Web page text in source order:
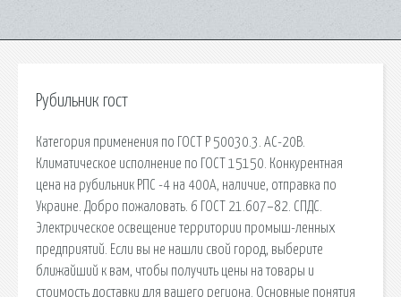
Рубильник гост
Категория применения по ГОСТ Р 50030.3. АС-20В.
Климатическое исполнение по ГОСТ 15150. Конкурентная
цена на рубильник РПС -4 на 400А, наличие, отправка по
Украине. Добро пожаловать. 6 ГОСТ 21.607−82. СПДС.
Электрическое освещение территории промыш-ленных
предприятий. Если вы не нашли свой город, выберите
ближайший к вам, чтобы получить цены на товары и
стоимость доставки для вашего региона. Основные понятия